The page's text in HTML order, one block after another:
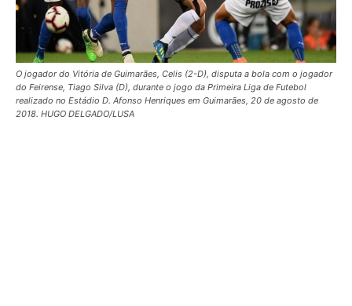
O jogador do Vitória de Guimarães, Celis (2-D), disputa a bola com o jogador
do Feirense, Tiago Silva (D), durante o jogo da Primeira Liga de Futebol
realizado no Estádio D. Afonso Henriques em Guimarães, 20 de agosto de
2018. HUGO DELGADO/LUSA